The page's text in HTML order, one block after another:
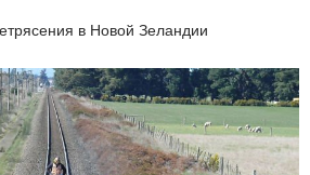
в Новой Зеландии